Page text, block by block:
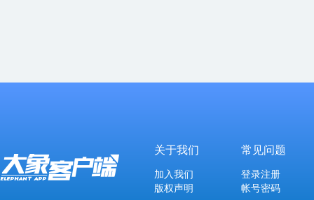
关于我们
加入我们
版权声明
常见问题
登录注册
帐号密码